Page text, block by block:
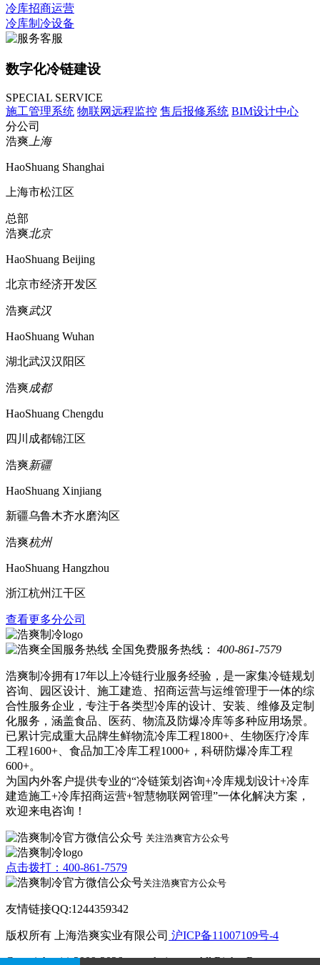
冷库招商运营
冷库制冷设备
数字化冷链建设
SPECIAL SERVICE
施工管理系统 物联网远程监控 售后报修系统 BIM设计中心
分公司
浩爽上海
HaoShuang Shanghai
上海市松江区
总部
浩爽北京
HaoShuang Beijing
北京市经济开发区
浩爽武汉
HaoShuang Wuhan
湖北武汉汉阳区
浩爽成都
HaoShuang Chengdu
四川成都锦江区
浩爽新疆
HaoShuang Xinjiang
新疆乌鲁木齐水磨沟区
浩爽杭州
HaoShuang Hangzhou
浙江杭州江干区
查看更多分公司
全国免费服务热线： 400-861-7579
浩爽制冷拥有17年以上冷链行业服务经验，是一家集冷链规划
咨询、园区设计、施工建造、招商运营与运维管理于一体的综
合性服务企业，专注于各类型冷库的设计、安装、维修及定制
化服务，涵盖食品、医药、物流及防爆冷库等多种应用场景。
已累计完成重大品牌生鲜物流冷库工程1800+、生物医疗冷库
工程1600+、食品加工冷库工程1000+，科研防爆冷库工程
600+。
为国内外客户提供专业的“冷链策划咨询+冷库规划设计+冷库
建造施工+冷库招商运营+智慧物联网管理”一体化解决方案，
欢迎来电咨询！
关注浩爽官方公众号
点击拨打：400-861-7579
关注浩爽官方公众号
友情链接QQ:1244359342
版权所有 上海浩爽实业有限公司 沪ICP备11007109号-4
Copyrights (c) 2009-2026 www.kvjv.com All Rights Reserve.